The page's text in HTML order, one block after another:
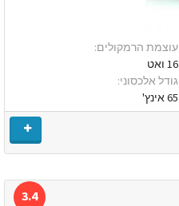
עוצמת הרמקולים:
16 ואט
גודל אלכסוני:
65 אינץ'
3.4